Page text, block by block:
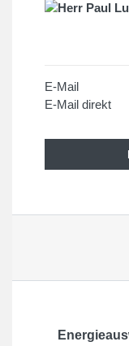
E-Mail
E-Mail direkt